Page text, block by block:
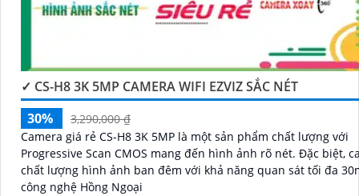
✓ CS-H8 3K 5MP CAMERA WIFI EZVIZ SẮC NÉT
30%
3,290,000 ₫
Camera giá rẻ CS-H8 3K 5MP là một sản phẩm chất lượng với
Progressive Scan CMOS mang đến hình ảnh rõ nét. Đặc biệt, camera có
chất lượng hình ảnh ban đêm với khả năng quan sát tối đa
công nghệ Hồng Ngoại